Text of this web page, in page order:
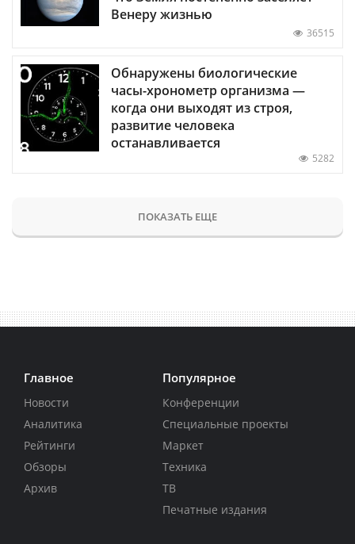
Венеру жизнью
36515
Обнаружены биологические
часы-хронометр организма —
когда они выходят из строя,
развитие человека
останавливается
5282
ПОКАЗАТЬ ЕЩЕ
Главное
Новости
Аналитика
Рейтинги
Обзоры
Архив
Популярное
Конференции
Специальные проекты
Маркет
Техника
ТВ
Печатные издания